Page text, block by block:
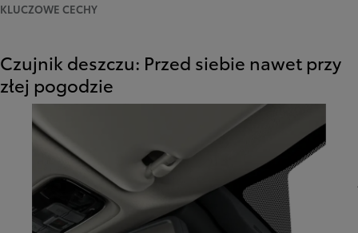
KLUCZOWE CECHY
Czujnik deszczu: Przed siebie nawet przy
złej pogodzie